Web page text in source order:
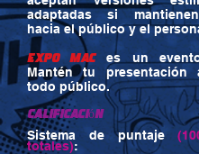
adaptadas si
hacia el público y el
Expo MACes un evento
Mantén tu presentación
todo público.
Calificación
Sistema de puntaje
totales):